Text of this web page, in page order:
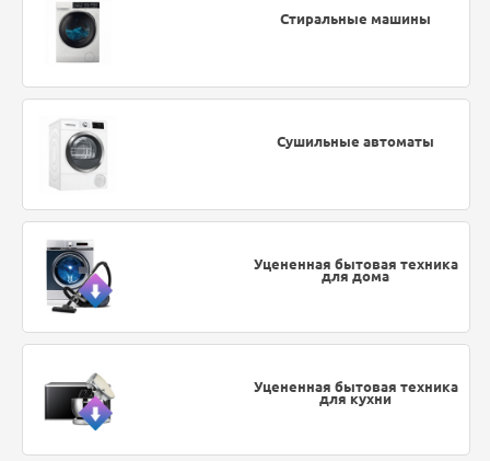
Стиральные машины
Сушильные автоматы
Уцененная бытовая техника
для дома
Уцененная бытовая техника
для кухни